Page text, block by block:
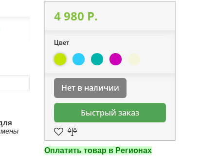
4 980 P.
Цвет
Нет в наличии
Быстрый заказ
Оплатить товар в Регионах